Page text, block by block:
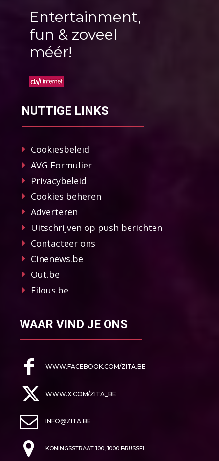
Entertainment,
fun & zoveel
méér!
NUTTIGE LINKS
Cookiesbeleid
AVG Formulier
Privacybeleid
Cookies beheren
Adverteren
Uitschrijven op push berichten
Contacteer ons
Cinenews.be
Out.be
Filous.be
WAAR VIND JE ONS
WWW.FACEBOOK.COM/ZITA.BE
WWW.X.COM/ZITA_BE
INFO@ZITA.BE
KONINGSSTRAAT 100, 1000 BRUSSEL